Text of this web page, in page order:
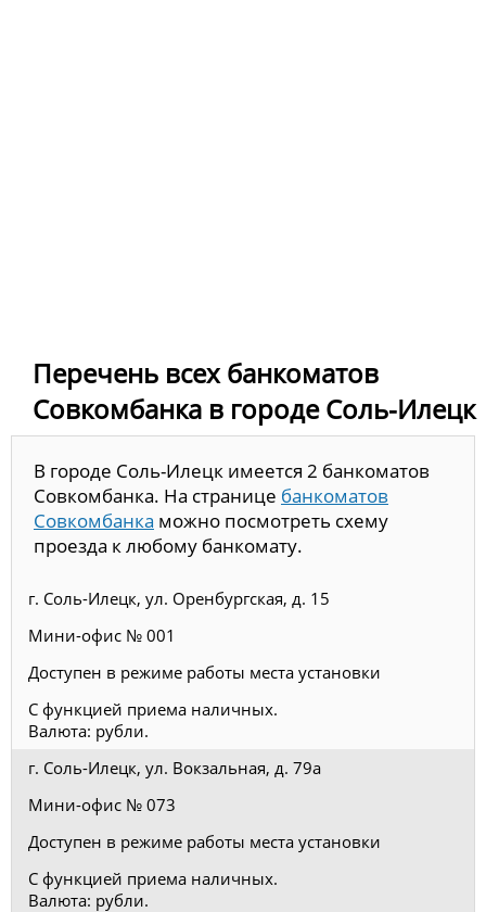
Перечень всех банкоматов
Совкомбанка в городе Соль-Илецк
В городе Соль-Илецк имеется 2 банкоматов
Совкомбанка. На странице банкоматов
Совкомбанка можно посмотреть схему
проезда к любому банкомату.
г. Соль-Илецк, ул. Оренбургская, д. 15
Мини-офис № 001
Доступен в режиме работы места установки
С функцией приема наличных.
Валюта: рубли.
г. Соль-Илецк, ул. Вокзальная, д. 79а
Мини-офис № 073
Доступен в режиме работы места установки
С функцией приема наличных.
Валюта: рубли.